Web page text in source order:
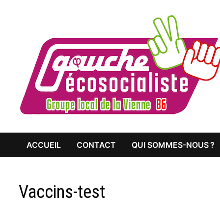
ACCUEIL CONTACT QUI SOMMES-NOUS ?
Vaccins-test